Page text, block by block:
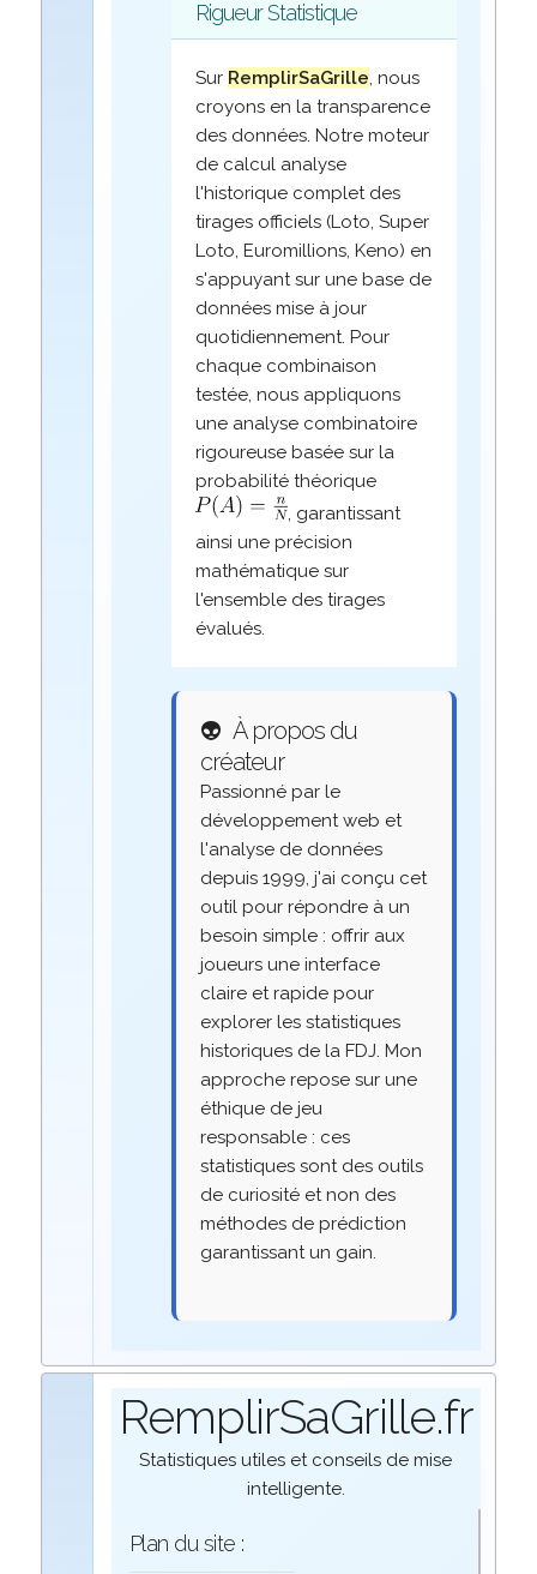
Rigueur Statistique
Sur RemplirSaGrille, nous
croyons en la transparence
des données. Notre moteur
de calcul analyse
l'historique complet des
tirages officiels (Loto, Super
Loto, Euromillions, Keno) en
s'appuyant sur une base de
données mise à jour
quotidiennement. Pour
chaque combinaison
testée, nous appliquons
une analyse combinatoire
rigoureuse basée sur la
probabilité théorique
, garantissant
ainsi une précision
mathématique sur
l'ensemble des tirages
évalués.
👽 À propos du
créateur
Passionné par le
développement web et
l'analyse de données
depuis 1999, j'ai conçu cet
outil pour répondre à un
besoin simple : offrir aux
joueurs une interface
claire et rapide pour
explorer les statistiques
historiques de la FDJ. Mon
approche repose sur une
éthique de jeu
responsable : ces
statistiques sont des outils
de curiosité et non des
méthodes de prédiction
garantissant un gain.
RemplirSaGrille.fr
Statistiques utiles et conseils de mise
intelligente.
Plan du site :